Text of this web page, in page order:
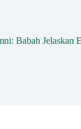
Babah Jelaskan